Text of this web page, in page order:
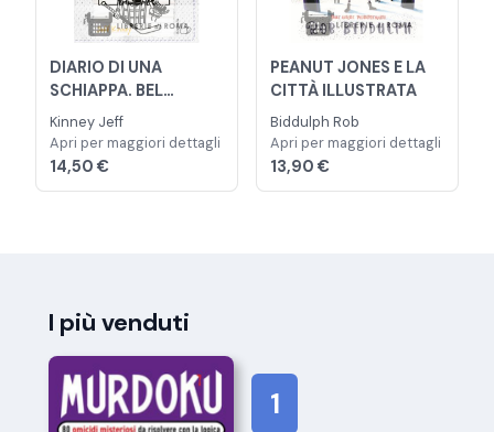
DIARIO DI UNA
SCHIAPPA. BEL
COLPO!
Kinney Jeff
Apri per maggiori dettagli
14,50 €
PEANUT JONES E LA
CITTÀ ILLUSTRATA
Biddulph Rob
Apri per maggiori dettagli
13,90 €
I più venduti
1